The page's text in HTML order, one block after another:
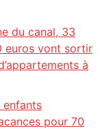
du canal, 33
euros vont sortir
à
enfants
pour 70